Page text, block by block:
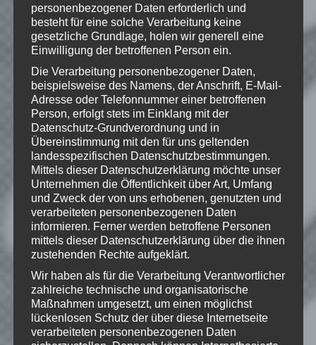
Trademarks and copyrights are properties
of their respective owners.
Wie gefällt dir dieser Beitrag?
Klicke hier und lasse
eine Bewertung da!
Schreibe einen Kommentar
Deine E-Mail-Adresse wird nicht
veröffentlicht. Erforderliche Felder
sind mit*markiert
Kommentar*
personenbezogener Daten erforderlich und
besteht für eine solche Verarbeitung keine
gesetzliche Grundlage, holen wir generell eine
Einwilligung der betroffenen Person ein.
Die Verarbeitung personenbezogener Daten,
beispielsweise des Namens, der Anschrift, E-Mail-
Adresse oder Telefonnummer einer betroffenen
Person, erfolgt stets im Einklang mit der
Datenschutz-Grundverordnung und in
Übereinstimmung mit den für uns geltenden
landesspezifischen Datenschutzbestimmungen.
Mittels dieser Datenschutzerklärung möchte unser
Unternehmen die Öffentlichkeit über Art, Umfang
und Zweck der von uns erhobenen, genutzten und
verarbeiteten personenbezogenen Daten
informieren. Ferner werden betroffene Personen
mittels dieser Datenschutzerklärung über die ihnen
zustehenden Rechte aufgeklärt.
Wir haben als für die Verarbeitung Verantwortlicher
zahlreiche technische und organisatorische
Maßnahmen umgesetzt, um einen möglichst
lückenlosen Schutz der über diese Internetseite
verarbeiteten personenbezogenen Daten